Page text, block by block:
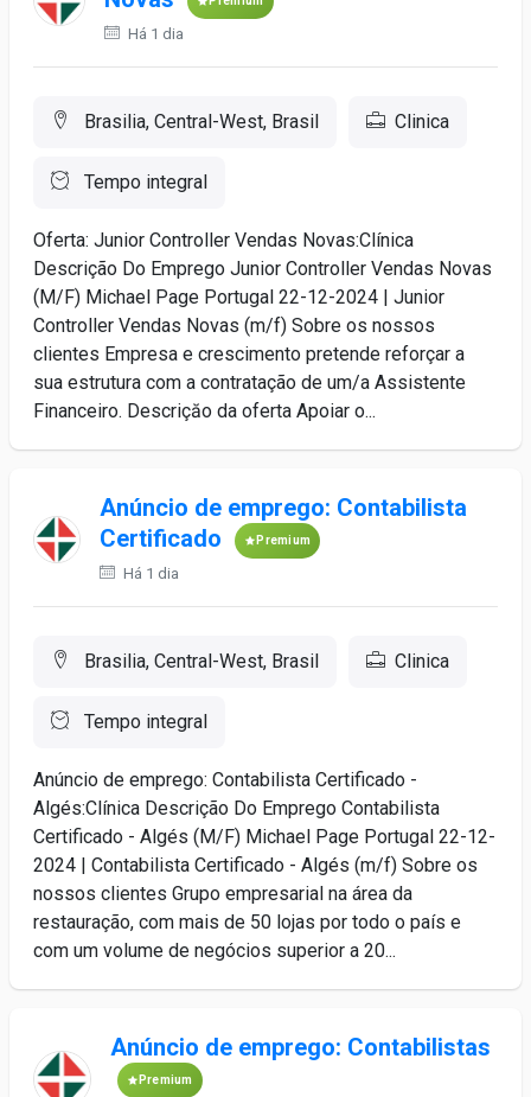
Há 1 dia
Brasilia, Central-West, Brasil Clinica
Tempo integral
Oferta: Junior Controller Vendas Novas:Clínica
Descrição Do Emprego Junior Controller Vendas Novas
(M/F) Michael Page Portugal 22-12-2024 | Junior
Controller Vendas Novas (m/f) Sobre os nossos
clientes Empresa e crescimento pretende reforçar a
sua estrutura com a contratação de um/a Assistente
Financeiro. Descriçăo da oferta Apoiar o...
Anúncio de emprego: Contabilista
Certificado
Premium
Há 1 dia
Brasilia, Central-West, Brasil Clinica
Tempo integral
Anúncio de emprego: Contabilista Certificado -
Algés:Clínica Descrição Do Emprego Contabilista
Certificado - Algés (M/F) Michael Page Portugal 22-12-
2024 | Contabilista Certificado - Algés (m/f) Sobre os
nossos clientes Grupo empresarial na área da
restauração, com mais de 50 lojas por todo o país e
com um volume de negócios superior a 20...
Anúncio de emprego: Contabilistas
Premium